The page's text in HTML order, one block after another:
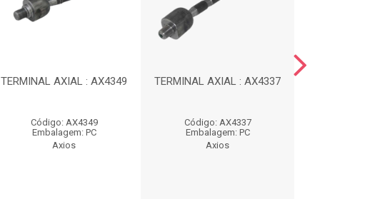
TERMINAL AXIAL : AX4349
Código: AX4349
Embalagem: PC
Axios
TERMINAL AXIAL : AX4337
Código: AX4337
Embalagem: PC
Axios